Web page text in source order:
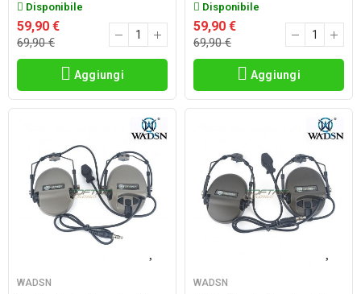
Disponibile
59,90 €
69,90 €
Aggiungi
Disponibile
59,90 €
69,90 €
Aggiungi
WADSN WADSN